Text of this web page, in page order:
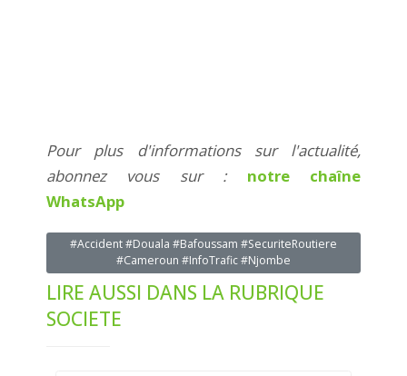
Pour plus d'informations sur l'actualité,
abonnez vous sur : notre chaîne
WhatsApp
#Accident #Douala #Bafoussam #SecuriteRoutiere
#Cameroun #InfoTrafic #Njombe
LIRE AUSSI DANS LA RUBRIQUE
SOCIETE